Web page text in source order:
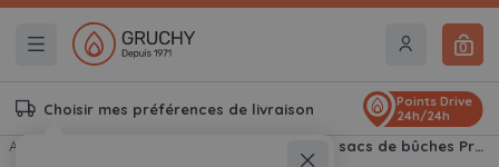
0
Choisir mes préférences de livraison
Points Drive
24h/24h
Accueil Palette de 70 sacs de bûches Premium Crépito